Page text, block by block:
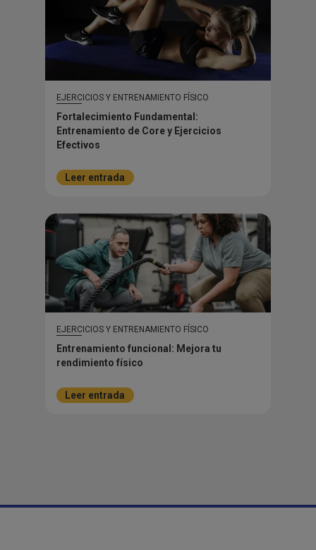
EJERCICIOS Y ENTRENAMIENTO FÍSICO
Fortalecimiento Fundamental:
Entrenamiento de Core y Ejercicios
Efectivos
Leer entrada
EJERCICIOS Y ENTRENAMIENTO FÍSICO
Entrenamiento funcional: Mejora tu
rendimiento físico
Leer entrada